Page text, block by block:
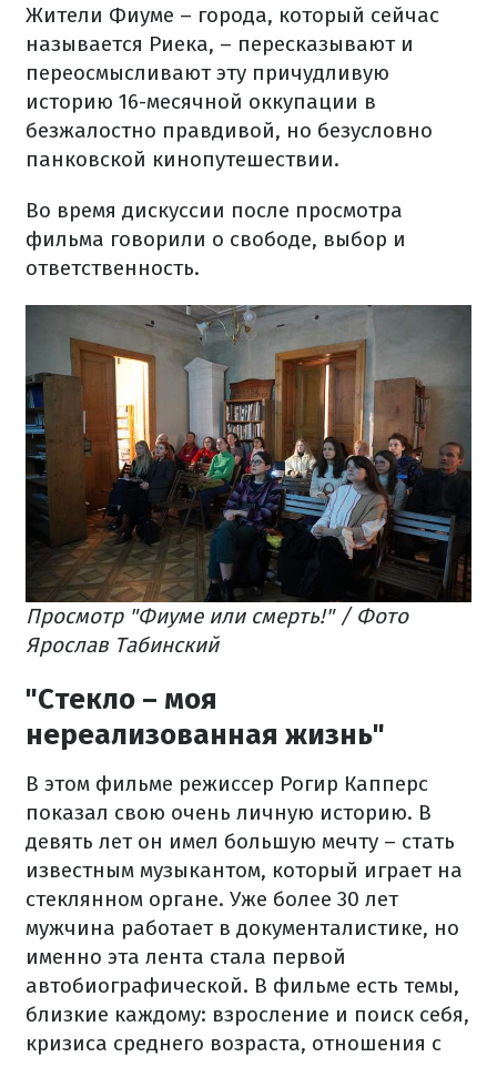
Жители Фиуме – города, который сейчас
называется Риека, – пересказывают и
переосмысливают эту причудливую
историю 16-месячной оккупации в
безжалостно правдивой, но безусловно
панковской кинопутешествии.
Во время дискуссии после просмотра
фильма говорили о свободе, выбор и
ответственность.
Просмотр "Фиуме или смерть!" / Фото
Ярослав Табинский
"Стекло – моя
нереализованная жизнь"
В этом фильме режиссер Рогир Капперс
показал свою очень личную историю. В
девять лет он имел большую мечту – стать
известным музыкантом, который играет на
стеклянном органе. Уже более 30 лет
мужчина работает в документалистике, но
именно эта лента стала первой
автобиографической. В фильме есть темы,
близкие каждому: взросление и поиск себя,
кризиса среднего возраста, отношения с